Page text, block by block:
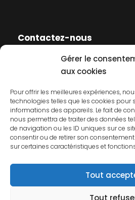
Gérer le
aux cookies
Pour offrir les meilleures expériences,
technologies telles que les cookies pour
informations des appareils. Le fait de
nous permettra de traiter des données
de navigation ou les ID uniques sur ce
consentir ou de retirer son
sur certaines caractéristiques et
Tout
Tout
Contactez-nous
Contactez-nous
Mentions légales
Politique de cookies
Politique de confidentialité